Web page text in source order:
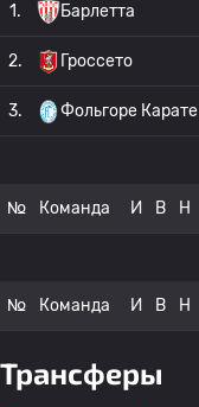
1. Барлетта
2. Гроссето
3. Фольгоре Карате
№ Команда И В Н
№ Команда И В Н
Трансферы